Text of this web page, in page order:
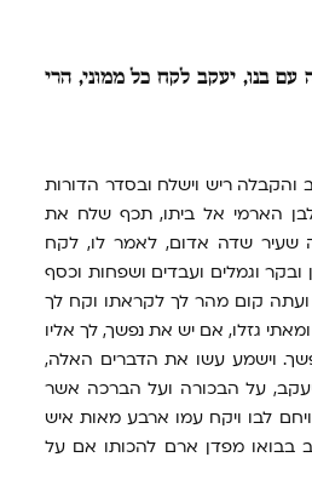
בנו, יעקב לקח כל ממוני, הרי
והקבלה ריש וישלח ובסדר הדורות
הארמי אל ביתו, תכף שלח את
שעיר שדה אדום, לאמר לו, לקח
וגמלים ועבדים ושפחות וכסף
ועתה קום מהר לך לקראתו וקח לך
גזלו, אם יש את נפשך, לך אליו
וישמע עשו את הדברים האלה,
על הבכורה ועל הברכה אשר
לבו ויקח עמו ארבע מאות איש
בבואו מפדן ארם להכותו אם על